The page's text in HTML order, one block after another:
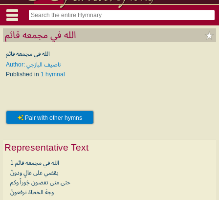
الله في مجمعه قائم
الله في مجمعه قائم
Author: ناصيف اليازجي
Published in 1 hymnal
Pair with other hymns
Representative Text
1 الله في مجمعه قائم
يقضي على عالٍ ودونْ
حتى متى تقضون جَوراً وكم
وجهَ الخطاة ترفعونْ